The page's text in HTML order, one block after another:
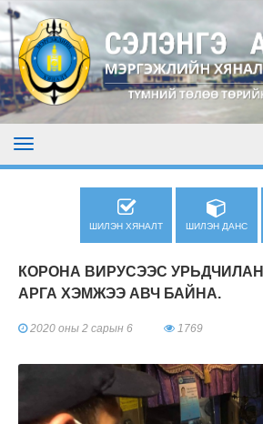
ШИЛЭН ХЯНАЛТ ШИЛЭН ДАНС
КОРОНА ВИРУСЭЭС
АРГА ХЭМЖЭЭ АВЧ БАЙНА.
2020 оны 2 сарын 6 1769